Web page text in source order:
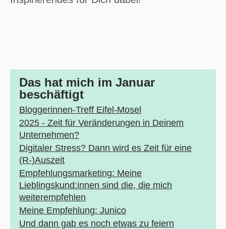
Das hat mich im Januar
beschäftigt
Bloggerinnen-Treff Eifel-Mosel
2025 - Zeit für Veränderungen in Deinem
Unternehmen?
Digitaler Stress? Dann wird es Zeit für eine
(R-)Auszeit
Empfehlungsmarketing: Meine
Lieblingskund:innen sind die, die mich
weiterempfehlen
Meine Empfehlung: Junico
Und dann gab es noch etwas zu feiern